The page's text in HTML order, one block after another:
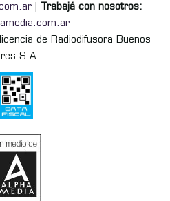
Trabajá con nosotros:
de Radiodifusora Buenos
S.A.